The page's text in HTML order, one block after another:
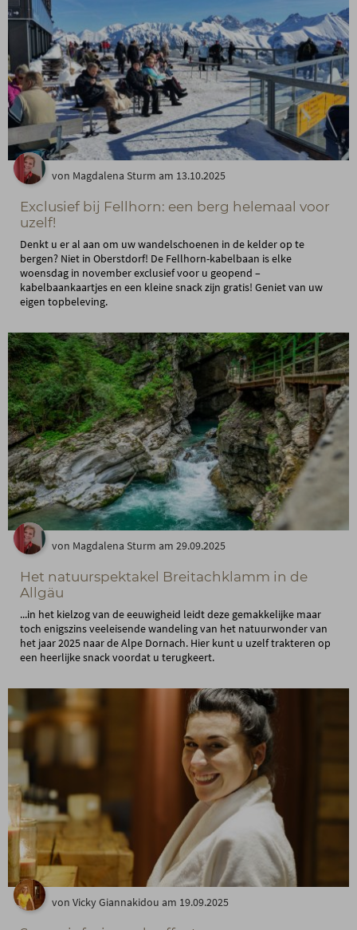
von Magdalena Sturm am 13.10.2025
Exclusief bij Fellhorn: een berg helemaal voor
uzelf!
Denkt u er al aan om uw wandelschoenen in de kelder op te
bergen? Niet in Oberstdorf! De Fellhorn-kabelbaan is elke
woensdag in november exclusief voor u geopend –
kabelbaankaartjes en een kleine snack zijn gratis! Geniet van uw
eigen topbeleving.
von Magdalena Sturm am 29.09.2025
Het natuurspektakel Breitachklamm in de
Allgäu
...in het kielzog van de eeuwigheid leidt deze gemakkelijke maar
toch enigszins veeleisende wandeling van het natuurwonder van
het jaar 2025 naar de Alpe Dornach. Hier kunt u uzelf trakteren op
een heerlijke snack voordat u terugkeert.
von Vicky Giannakidou am 19.09.2025